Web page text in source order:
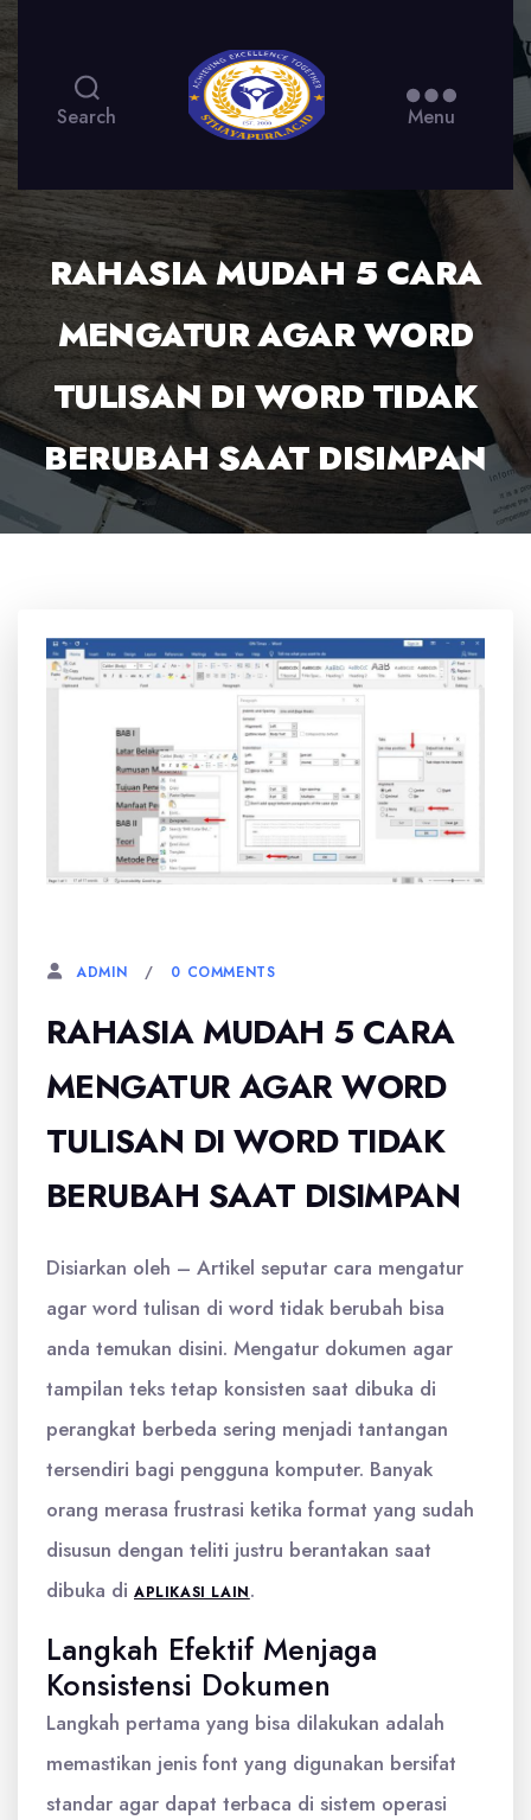
Search Menu
RAHASIA MUDAH 5 CARA
MENGATUR AGAR WORD
TULISAN DI WORD TIDAK
BERUBAH SAAT DISIMPAN
ADMIN 0 COMMENTS
RAHASIA MUDAH 5 CARA
MENGATUR AGAR WORD
TULISAN DI WORD TIDAK
BERUBAH SAAT DISIMPAN
Disiarkan oleh – Artikel seputar cara mengatur
agar word tulisan di word tidak berubah bisa
anda temukan disini. Mengatur dokumen agar
tampilan teks tetap konsisten saat dibuka di
perangkat berbeda sering menjadi tantangan
tersendiri bagi pengguna komputer. Banyak
orang merasa frustrasi ketika format yang sudah
disusun dengan teliti justru berantakan saat
dibuka di APLIKASI LAIN.
Langkah Efektif Menjaga
Konsistensi Dokumen
Langkah pertama yang bisa dilakukan adalah
memastikan jenis font yang digunakan bersifat
standar agar dapat terbaca di sistem operasi